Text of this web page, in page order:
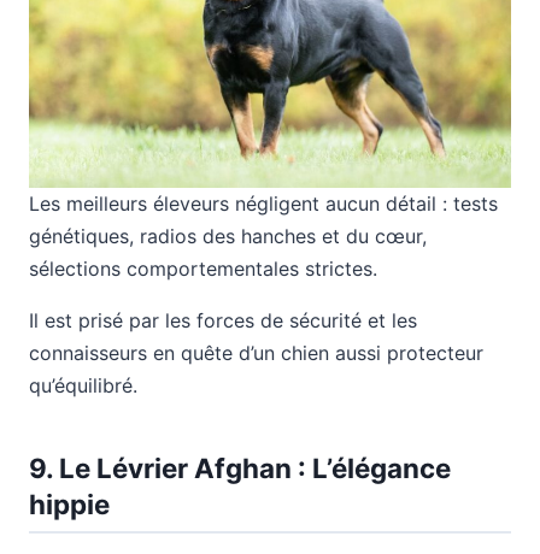
Les meilleurs éleveurs négligent aucun détail : tests
génétiques, radios des hanches et du cœur,
sélections comportementales strictes.
Il est prisé par les forces de sécurité et les
connaisseurs en quête d’un chien aussi protecteur
qu’équilibré.
9. Le Lévrier Afghan : L’élégance
hippie